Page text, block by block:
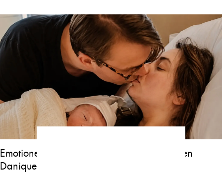
Emotioneel nieuws over zoontje Jan Bauer en
Danique